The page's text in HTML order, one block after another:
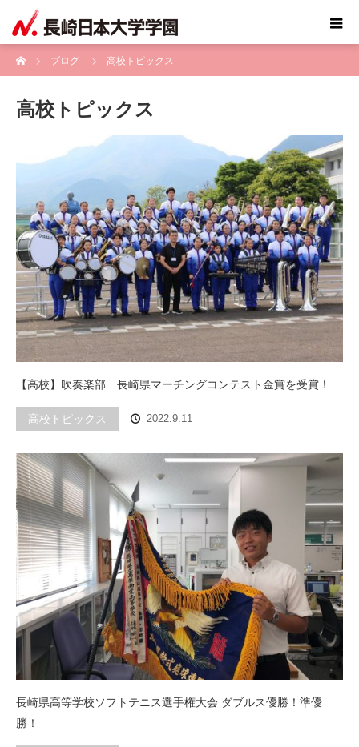
ブログ
高校トピックス
高校トピックス
【高校】吹奏楽部 長崎県マーチングコンテスト金賞を受賞！
高校トピックス 2022.9.11
長崎県高等学校ソフトテニス選手権大会 ダブルス優勝！準優
勝！